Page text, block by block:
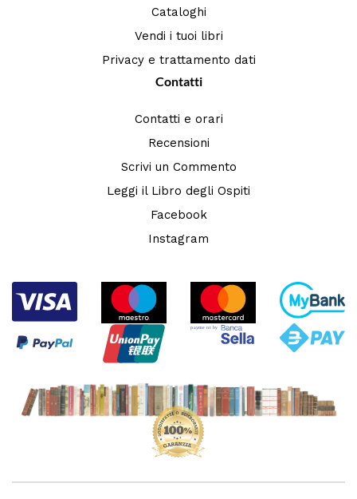
Cataloghi
Vendi i tuoi libri
Privacy e trattamento dati
Contatti
Contatti e orari
Recensioni
Scrivi un Commento
Leggi il Libro degli Ospiti
Facebook
Instagram